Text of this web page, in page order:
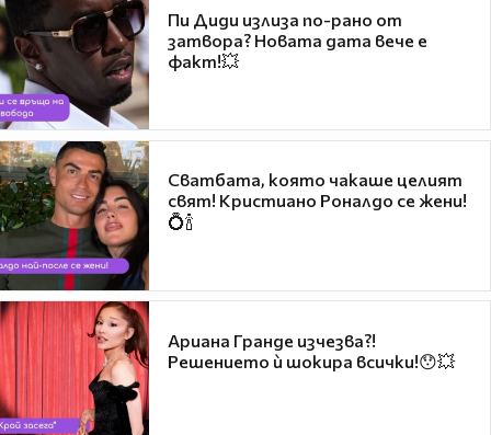
Пи Диди излиза по-рано от
затвора? Новата дата вече е
факт!💥
Сватбата, която чакаше целият
свят! Кристиано Роналдо се жени!
💍🍾
Ариана Гранде изчезва?!
Решението ѝ шокира всички!😯💥